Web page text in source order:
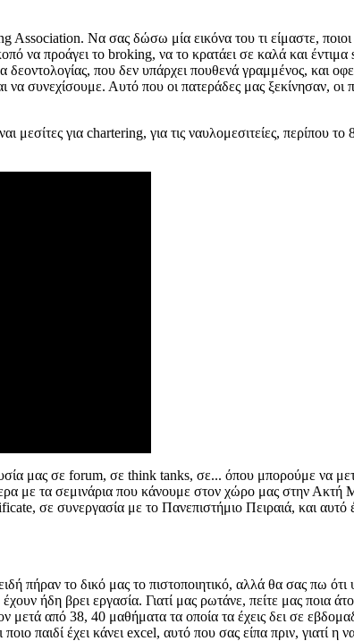
Να σας δώσω μία εικόνα του τι είμαστε, ποιοι
να προάγει το broking, να το κρατάει σε καλά και
που δεν υπάρχει πουθενά γραμμένος, και
συνεχίσουμε. Αυτό που οι πατεράδες μας ξεκίνησαν, οι
μεσίτες για chartering, για τις ναυλομεσιτείες, περίπου
μας σε forum, σε think tanks, σε... όπου μπορούμε να
με τα σεμινάρια που κάνουμε στον χώρο μας στην
σε συνεργασία με το Πανεπιστήμιο Πειραιά, και
πήραν το δικό μας το πιστοποιητικό, αλλά θα σας πω
ήδη βρει εργασία. Γιατί μας ρωτάνε, πείτε μας ποια
μετά από 38, 40 μαθήματα τα οποία τα έχεις δει σε
παιδί έχει κάνει excel, αυτό που σας είπα πριν, γιατί η